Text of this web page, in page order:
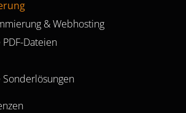
Sonderlösungen
Lehrmaterial
& Etiketten
Präsentationen
& Webhosting
Dateien